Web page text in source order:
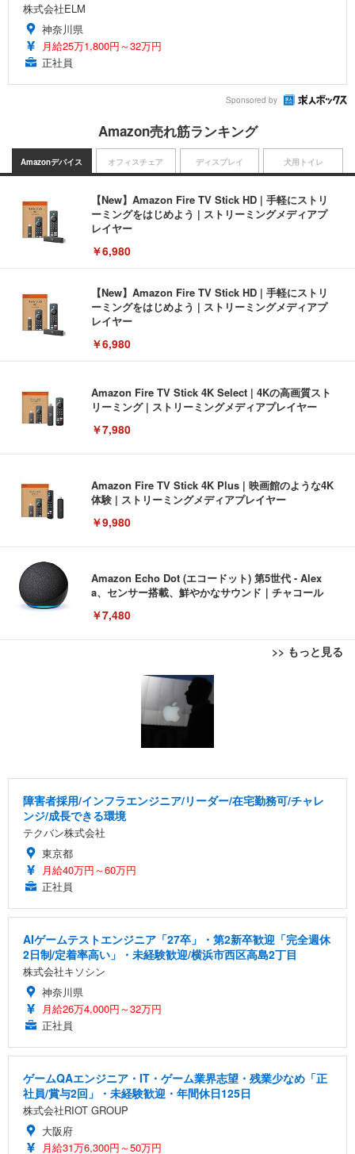
株式会社ELM
神奈川県
月給25万1,800円～32万円
正社員
Sponsored by
Amazon売れ筋ランキング
Amazonデバイス
【New】Amazon Fire TV Stick HD | 手軽にストリ
ーミングをはじめよう | ストリーミングメディアプ
レイヤー
￥6,980
【New】Amazon Fire TV Stick HD | 手軽にストリ
ーミングをはじめよう | ストリーミングメディアプ
レイヤー
￥6,980
Amazon Fire TV Stick 4K Select | 4Kの高画質スト
リーミング | ストリーミングメディアプレイヤー
￥7,980
Amazon Fire TV Stick 4K Plus | 映画館のような4K
体験 | ストリーミングメディアプレイヤー
￥9,980
Amazon Echo Dot (エコードット) 第5世代 - Alex
a、センサー搭載、鮮やかなサウンド｜チャコール
￥7,480
>> もっと見る
オフィスチェア
[EdoErgo] オフィスチェア 椅子 テレワーク 疲れな
い 跳ね上げ式アームレスト コンパクト 約105度ロッ
キング pc 事務椅子 360度回転 座面昇降 強化ナイロ
ン樹脂ベース 通気性メッシュ 在宅ワーク H-WY01
SIHOO B100 オフィスチェア／デスクチェア メッシ
ュチェア 人間工学 疲れない ブラック
￥27,999
Sezlife オフィスチェア デスクチェア 疲れない テレ
レスト 3Dヘッドレスト ハンガー付き 高反発クッシ
務用 おしゃれ パソコンチェア (ブラック)
￥7,680
Sezlife オフィスチェア デスクチェア 疲れない テレ
ワーク チェア 強化バックレスト 30度ロッキング機
レスト 3Dヘッドレスト ハンガー付き 高反発クッシ
ョン PCチェア 通気性メッシュ ゲーミング/勉強/事
￥7,680
ANDWINT オフィスチェア デスクチェア 肘なし メ
ス圧無段階昇降 360度回転 キャスター付き コンパク
ト 幅52×奥行58.5×高さ84～96cm テレワーク 在宅
勤務 ブラック
￥4,139
ディスプレイ
EIZO ビジネス向けプレミアムモニター | FlexScan
EV3240X-WT | 31.5型4K UHD・USB Type-C・ホワ
EIZO ビジネス向けプレミアムモニター | FlexScan
イト
￥109,572
【純正品】27"ゲーミングモニター DualSense 充電
￥49,979
【整備済み品】Dell E2724HS 27インチ 液晶モニタ
ー フルHD（1920×1080）VA 非光沢 HDMI/DisplayP
応 ComfortView ビジネス向け
￥15,800
【MiniLED/24.5inch/280Hz/FHD】GRAPHT THE S
グモニター QD 24.5インチ 1ms FHD 量子ドット 残
像低減 (3年保証 | 輝点保証 | 日本メーカー)
￥34,980
犬用トイレ
Amazonベーシック ペットシーツ 薄型 レギュラー 1
回使い捨て 無香料 ホワイト 300枚
Amazonベーシック ペットシーツ 厚型 ワイド 42枚
x2袋(84枚) ホワイト(吸収面:ライトブルー)
￥3,234
ネオ・ルーライフ ネオ・オムツ L 中型犬用 26枚入
￥1,800
Smart Basic(スマートベーシック) 【Amazon.co.jp
限定】 Smart Basic アイリスオーヤマ ペットシーツ
￥3,670
アイリスオーヤマ ペットシーツ 超厚型 お徳用 レギ
ュラー 200枚入【Amazon.co.jp限定】
￥3,731
障害者採用/インフラエンジニア/リーダー/在宅勤務可/チャレ
ンジ/成長できる環境
テクバン株式会社
東京都
月給40万円～60万円
正社員
AIゲームテストエンジニア「27卒」・第2新卒歓迎「完全週休
2日制/定着率高い」・未経験歓迎/横浜市西区高島2丁目
株式会社キソシン
神奈川県
月給26万4,000円～32万円
正社員
ゲームQAエンジニア・IT・ゲーム業界志望・残業少なめ「正
社員/賞与2回」・未経験歓迎・年間休日125日
株式会社RIOT GROUP
大阪府
月給31万6,300円～50万円